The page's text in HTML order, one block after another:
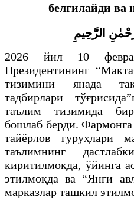
белгилайди ва
الرَّحِيمِ
2026 йил 10
Президентининг
тизимини янада
тадбирлари
таълим тизимида
бошлаб берди.
тайёрлов гуруҳлари
таълимнинг
киритилмоқда, ўйинга
этилмоқда ва “Янги
марказлар ташкил